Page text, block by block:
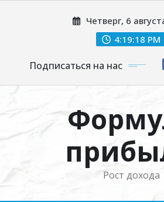
Четверг, 6
4:19:19 PM
Подписаться на нас
Рост дохода